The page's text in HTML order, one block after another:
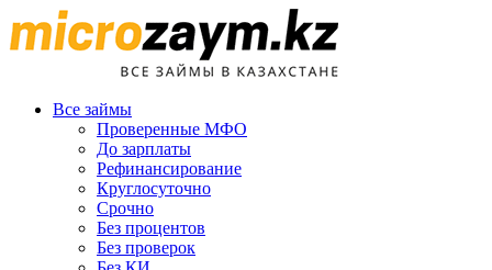
Все займы
Проверенные МФО
До зарплаты
Рефинансирование
Круглосуточно
Срочно
Без процентов
Без проверок